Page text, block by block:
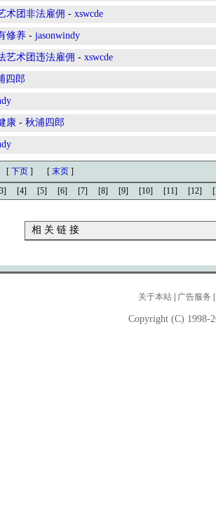
术团非法雇佣 - xswcde
修养 - jasonwindy
艺术团违法雇佣 - xswcde
四郎
康 - 秋浦四郎
[ 下页 ] [ 末页 ]
[4] [5] [6] [7] [8] [9] [10] [11] [12]
相 关 链 接
关于本站 广告服务
Copyright (C) 1998-